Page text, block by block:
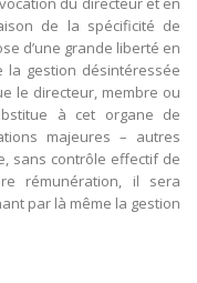
de la spécificité de
d’une grande liberté en
la gestion désintéressée
le directeur, membre ou
à cet organe de
majeures – autres
sans contrôle effectif de
rémunération, il sera
par là même la gestion